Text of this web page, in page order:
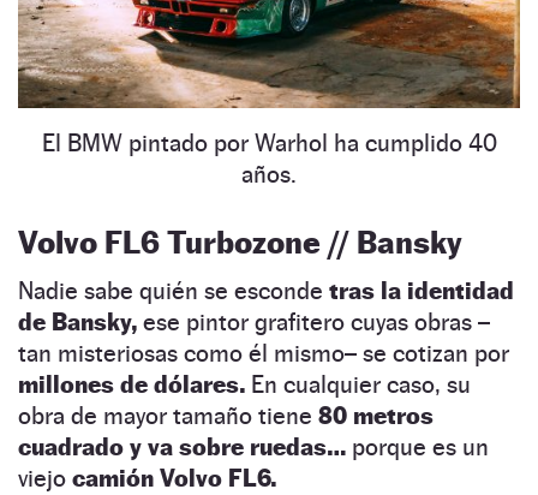
El BMW pintado por Warhol ha cumplido 40
años.
Volvo FL6 Turbozone // Bansky
Nadie sabe quién se esconde tras la identidad
de Bansky, ese pintor grafitero cuyas obras –
tan misteriosas como él mismo– se cotizan por
millones de dólares. En cualquier caso, su
obra de mayor tamaño tiene 80 metros
cuadrado y va sobre ruedas… porque es un
viejo camión Volvo FL6.